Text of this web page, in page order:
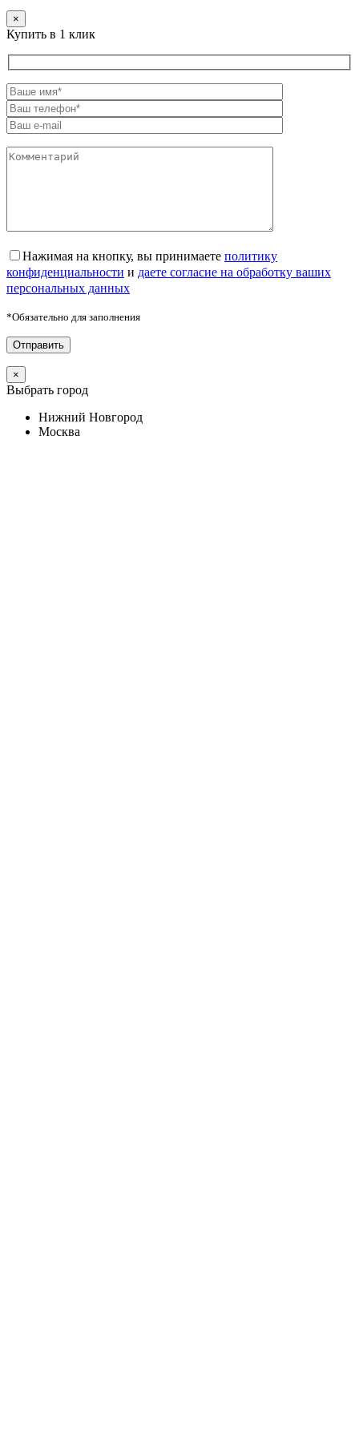
×
Купить в 1 клик
Нажимая на кнопку, вы принимаете политику
конфиденциальности и даете согласие на обработку ваших
персональных данных
*Обязательно для заполнения
×
Выбрать город
Нижний Новгород
Москва